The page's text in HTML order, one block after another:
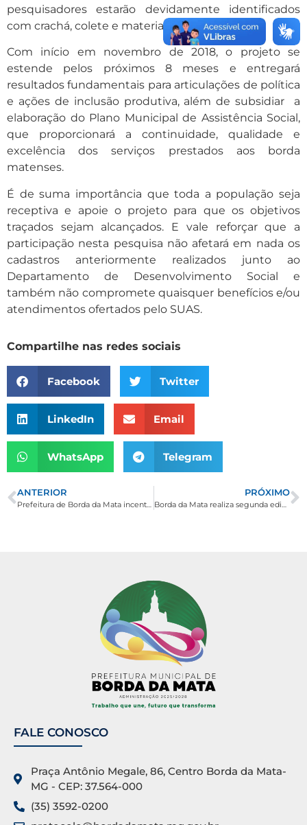
pesquisadores estarão devidamente identificados
com crachá, colete e material de trabalho.
Com início em novembro de 2018, o projeto se
estende pelos próximos 8 meses e entregará
resultados fundamentais para articulações de política
e ações de inclusão produtiva, além de subsidiar a
elaboração do Plano Municipal de Assistência Social,
que proporcionará a continuidade, qualidade e
excelência dos serviços prestados aos borda
matenses.
É de suma importância que toda a população seja
receptiva e apoie o projeto para que os objetivos
traçados sejam alcançados. E vale reforçar que a
participação nesta pesquisa não afetará em nada os
cadastros anteriormente realizados junto ao
Departamento de Desenvolvimento Social e
também não compromete quaisquer benefícios e/ou
atendimentos ofertados pelo SUAS.
Compartilhe nas redes sociais
Facebook Twitter
LinkedIn Email
WhatsApp Telegram
ANTERIOR
Prefeitura de Borda da Mata incentiva esporte com a contratação de treinador em janeiro de 2017
PRÓXIMO
Borda da Mata realiza segunda edição do Festar Gastronômico em janeiro de 2019
FALE CONOSCO
Praça Antônio Megale, 86, Centro Borda da Mata-
MG - CEP: 37.564-000
(35) 3592-0200